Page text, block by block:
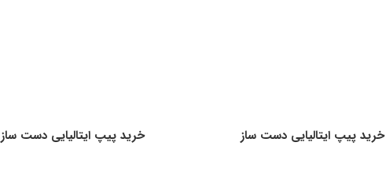
خرید پیپ ایتالیایی دست ساز خرید پیپ ایتالیایی دست ساز